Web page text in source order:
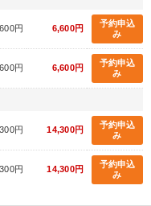
ＣＤ・講演ＤＶＤ・デジ
ウンロード）
務力UP
ＣＤ・講演ＤＶＤ・デジ
ウンロード）
円 6,600円
予約申込
み
円 6,600円
予約申込
み
円 14,300円
予約申込
み
円 14,300円
予約申込
み